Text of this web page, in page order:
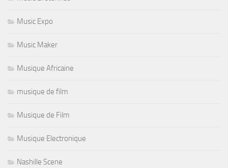
Music Expo
Music Maker
Musique Africaine
musique de film
Musique de Film
Musique Electronique
Nashille Scene